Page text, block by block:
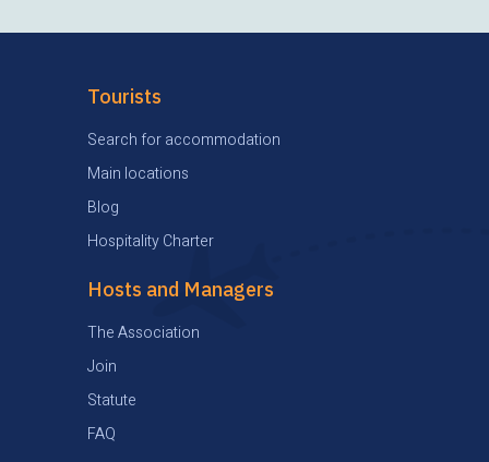
Tourists
Search for accommodation
Main locations
Blog
Hospitality Charter
Hosts and Managers
The Association
Join
Statute
FAQ